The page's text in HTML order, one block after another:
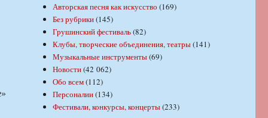
Авторская песня как искусство (169)
Без рубрики(145)
Грушинский фестиваль(82)
Клубы, творческие объединения, театры(141)
Музыкальные инструменты(69)
Новости(42 062)
Обо всем(112)
Персоналии(134)
Фестивали, конкурсы, концерты(233)